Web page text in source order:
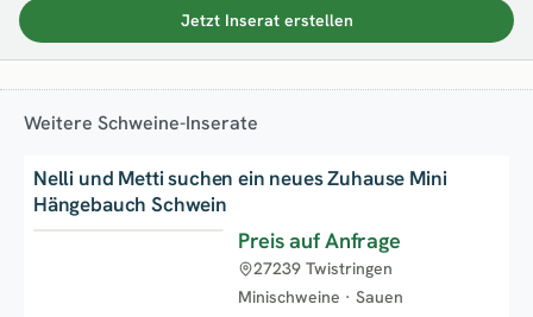
Jetzt Inserat erstellen
Weitere Schweine-Inserate
Nelli und Metti suchen ein neues Zuhause Mini
Hängebauch Schwein
Preis auf Anfrage
Minischweine · Sauen
27239 Twistringen